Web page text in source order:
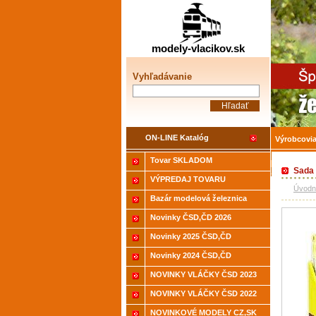
Tovar SKLADOM
VÝPREDAJ TOVARU
Bazár modelová železnica
Novinky ČSD,ČD 2026
Novinky 2025 ČSD,ČD
Novinky 2024 ČSD,ČD
NOVINKY VLÁČKY ČSD 2023
NOVINKY VLÁČKY ČSD 2022
NOVINKOVÉ MODELY CZ,SK
modely-vlacikov.sk
Vyhľadávanie
ON-LINE Katalóg Výrobcovia